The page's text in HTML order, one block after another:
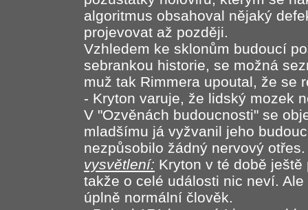
algoritmus obsahoval nějaký
projevovat až později.
Vzhledem ke sklonům budoucí
sebrankou historie, se možná
muž tak Rimmera upoutal, že se
- Kryton varuje, že lidský mozek
V "Ozvěnách budoucnosti" se
mladšímu já vyžvanil jeho
nezpůsobilo žádný nervový otřes.
vysvětlení: Kryton v té době
takže o celé události nic neví.
úplně normální člověk.